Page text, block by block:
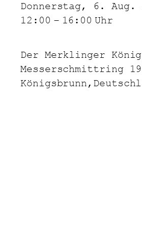
Donnerstag, 6. Aug.
12:00 – 16:00 Uhr
Der Merklinger
Messerschmittring
Königsbrunn,